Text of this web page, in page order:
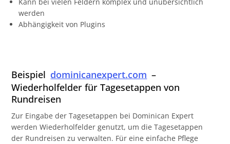
werden
Abhängigkeit von Plugins
Beispiel dominicanexpert.com –
Wiederholfelder für Tagesetappen von
Rundreisen
Zur Eingabe der Tagesetappen bei Dominican Expert
werden Wiederholfelder genutzt, um die Tagesetappen
der Rundreisen zu verwalten. Für eine einfache Pflege